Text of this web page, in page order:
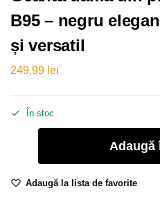
B95 – negru
și versatil
249,99 lei
În stoc
Adaugă
Adaugă la lista de favorite